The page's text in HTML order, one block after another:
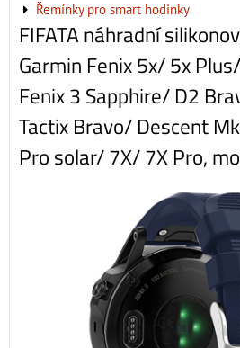
Řemínky pro smart hodinky
FIFATA náhradní
Garmin Fenix 5x/ 5x
Fenix 3 Sapphire/ D2
Tactix Bravo/ Descent
Pro solar/ 7X/ 7X Pro,